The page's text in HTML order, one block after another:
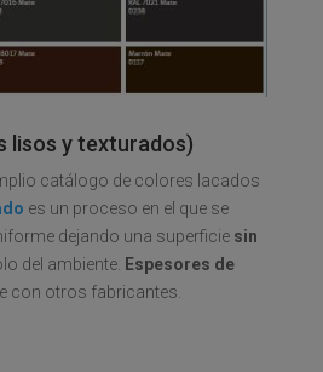
lisos y texturados)
catálogo de colores lacados
es un proceso en el que se
dejando una superficie sin
del ambiente. Espesores de
con otros fabricantes.